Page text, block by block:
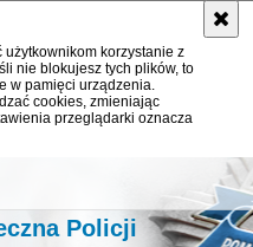
użytkownikom korzystanie z
nie blokujesz tych plików, to
w pamięci urządzenia.
cookies, zmieniając
przeglądarki oznacza
Policji